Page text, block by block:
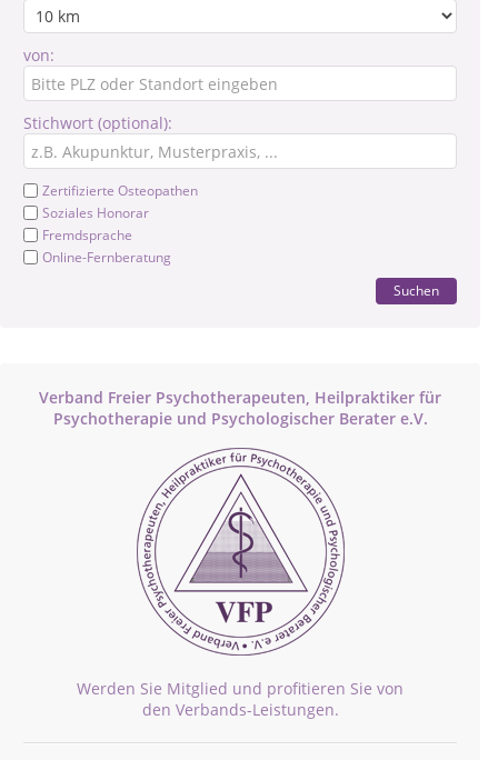
von:
Stichwort (optional):
Zertifizierte Osteopathen
Soziales Honorar
Fremdsprache
Online-Fernberatung
Suchen
Verband Freier Psychotherapeuten, Heilpraktiker für
Psychotherapie und Psychologischer Berater e.V.
Werden Sie Mitglied und profitieren Sie von
den Verbands-Leistungen.